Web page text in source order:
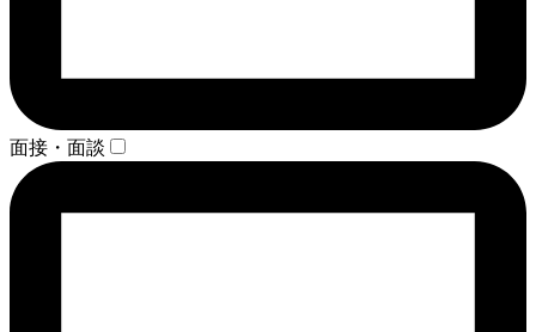
面接・面談